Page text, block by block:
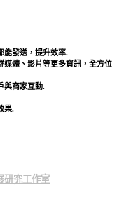
能發送，提升效率.
媒體、影片等更多資訊，全方位
與商家互動.
果.
研究工作室